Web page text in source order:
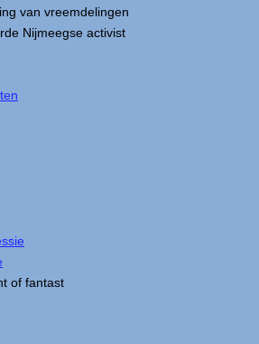
van vreemdelingen
Nijmeegse activist
of fantast